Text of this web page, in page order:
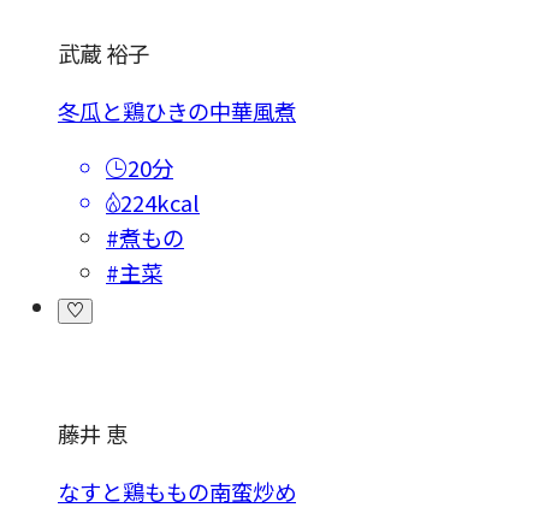
武蔵 裕子
冬瓜と鶏ひきの中華風煮
20分
224kcal
#煮もの
#主菜
藤井 恵
なすと鶏ももの南蛮炒め